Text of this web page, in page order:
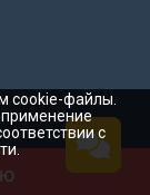
cookie-файлы.
применение
с